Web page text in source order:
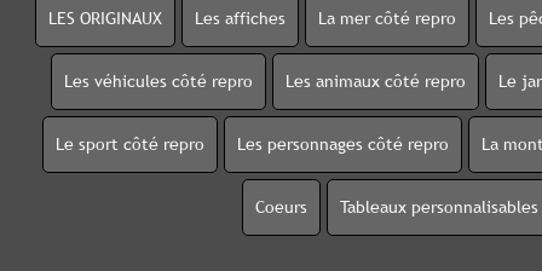
LES ORIGINAUX Les affiches La mer côté repro Les
Les véhicules côté repro Les animaux côté repro Le
Le sport côté repro Les personnages côté repro La
Coeurs Tableaux personnalisables